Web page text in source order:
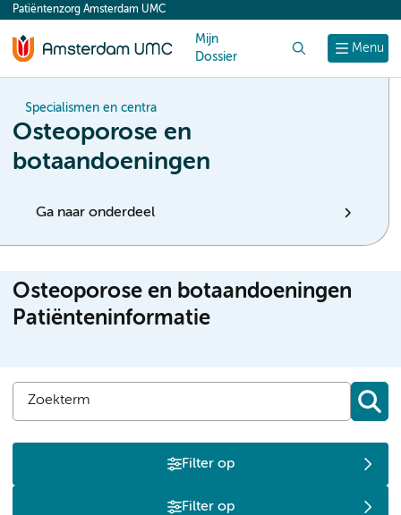
content
Menu
Patiëntenzorg Amsterdam UMC
Mijn
Dossier
Specialismen en centra
Osteoporose en
botaandoeningen
Ga naar onderdeel
Osteoporose en botaandoeningen
Patiënteninformatie
Filter op
Filter op